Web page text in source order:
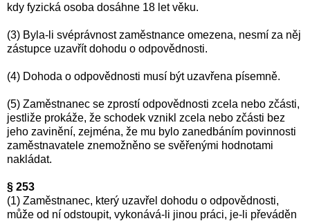
kdy fyzická osoba dosáhne 18 let věku.
(3) Byla-li svéprávnost zaměstnance omezena, nesmí za něj
zástupce uzavřít dohodu o odpovědnosti.
(4) Dohoda o odpovědnosti musí být uzavřena písemně.
(5) Zaměstnanec se zprostí odpovědnosti zcela nebo zčásti,
jestliže prokáže, že schodek vznikl zcela nebo zčásti bez
jeho zavinění, zejména, že mu bylo zanedbáním povinnosti
zaměstnavatele znemožněno se svěřenými hodnotami
nakládat.
§ 253
(1) Zaměstnanec, který uzavřel dohodu o odpovědnosti,
může od ní odstoupit, vykonává-li jinou práci, je-li převáděn